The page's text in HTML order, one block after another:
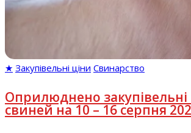
★ Закупівельні ціни Свинарство
Оприлюднено закупівельні
свиней на 10 – 16 серпня